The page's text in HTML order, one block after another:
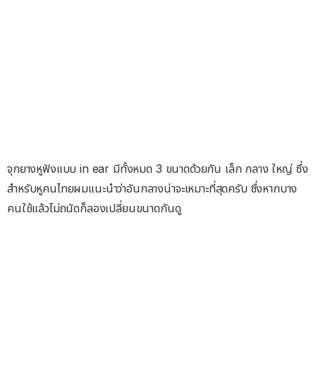
จุกยางหูฟังแบบ in ear มีทั้งหมด 3 ขนาดด้วยกัน เล็ก กลาง ใหญ่ ซึ่ง
สำหรับหูคนไทยผมแนะนำว่าอันกลางน่าจะเหมาะที่สุดครับ ซึ่งหากบาง
คนใช้แล้วไม่ถนัดก็ลองเปลี่ยนขนาดกันดู